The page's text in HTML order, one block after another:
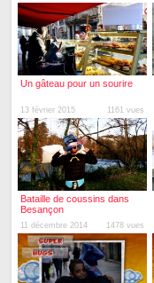
Un gâteau pour un sourire
13 février 2015 1161 vues
Bataille de coussins dans
Besançon
11 décembre 2014 1478 vues